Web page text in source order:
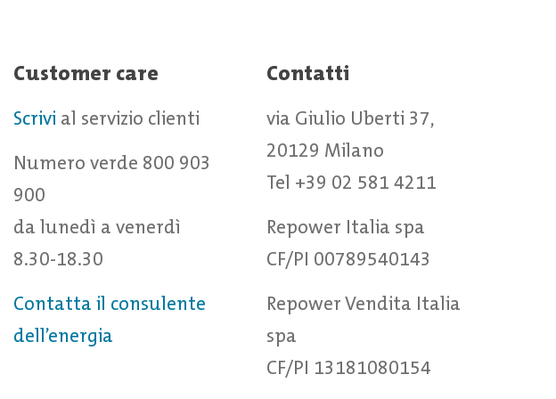
Customer care
Scrivi al servizio clienti
Numero verde 800 903
900
da lunedì a venerdì
8.30-18.30
Contatta il consulente
dell’energia
Contatti
via Giulio Uberti 37,
20129 Milano
Tel +39 02 581 4211
Repower Italia spa
CF/PI 00789540143
Repower Vendita Italia
spa
CF/PI 13181080154